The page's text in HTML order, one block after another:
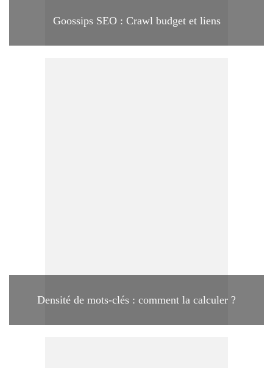
Goossips SEO : Crawl budget et liens
Densité de mots-clés : comment la calculer ?